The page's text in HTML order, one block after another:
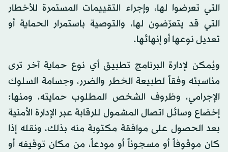
التي تعرضوا لها، وإجراء التقييمات المستمرة للأخطار
التي قد يتعرّضون لها، والتوصية باستمرار الحماية أو
تعديل نوعها أو إنهائها.
ويُمكن لإدارة البرنامج تطبيق أي نوع حماية آخر ترى
مناسبته وفقاً لطبيعة الخطر والضرر، وجسامة السلوك
الإجرامي، وظروف الشخص المطلوب حمايته، ومنها:
إخضاع وسائل اتصال المشمول للرقابة عبر الإدارة الأمنية
بعد الحصول على موافقة مكتوبة منه بذلك، ونقله إذا
كان موقوفاً أو مسجوناً أو مودعاً، من مكان توقيفه أو